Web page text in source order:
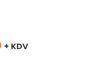
Şu
+ KDV